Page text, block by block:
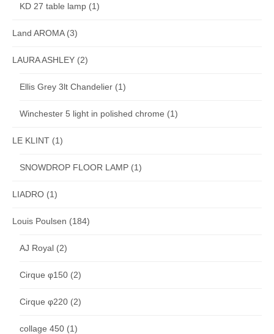
KD 27 table lamp (1)
Land AROMA(3)
LAURA ASHLEY (2)
Ellis Grey 3lt Chandelier (1)
Winchester 5 light in polished chrome (1)
LE KLINT (1)
SNOWDROP FLOOR LAMP (1)
LIADRO (1)
Louis Poulsen (184)
AJ Royal (2)
Cirque φ150 (2)
Cirque φ220 (2)
collage 450 (1)